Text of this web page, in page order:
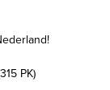
PK)